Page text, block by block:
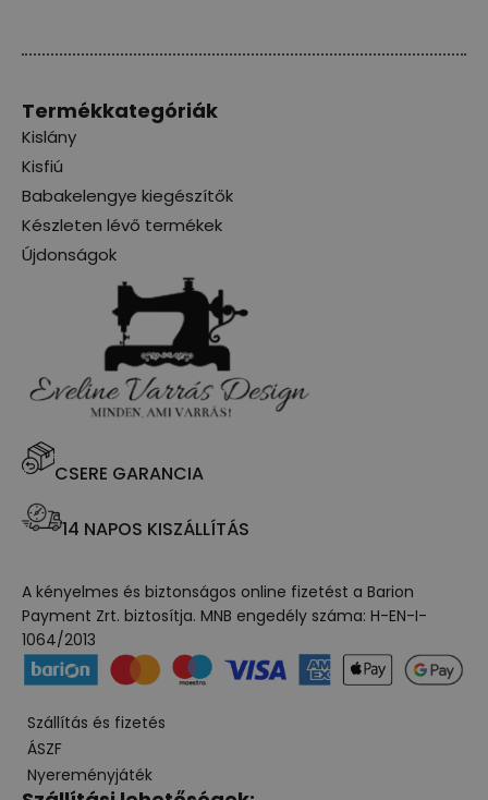
Termékkategóriák
Kislány
Kisfiú
Babakelengye kiegészítők
Készleten lévő termékek
Újdonságok
CSERE GARANCIA
14 NAPOS KISZÁLLÍTÁS
A kényelmes és biztonságos online fizetést a Barion
Payment Zrt. biztosítja. MNB engedély száma: H-EN-I-
1064/2013
Szállítás és fizetés
ÁSZF
Nyereményjáték